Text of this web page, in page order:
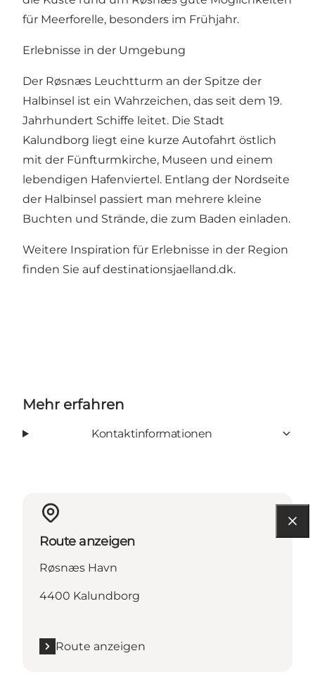
für Meerforelle, besonders im Frühjahr.
Erlebnisse in der Umgebung
Der Røsnæs Leuchtturm an der Spitze der
Halbinsel ist ein Wahrzeichen, das seit dem 19.
Jahrhundert Schiffe leitet. Die Stadt
Kalundborg liegt eine kurze Autofahrt östlich
mit der Fünfturmkirche, Museen und einem
lebendigen Hafenviertel. Entlang der Nordseite
der Halbinsel passiert man mehrere kleine
Buchten und Strände, die zum Baden einladen.
Weitere Inspiration für Erlebnisse in der Region
finden Sie aufdestinationsjaelland.dk.
Mehr erfahren
Kontaktinformationen
Route anzeigen
Røsnæs Havn
4400 Kalundborg
Route anzeigen